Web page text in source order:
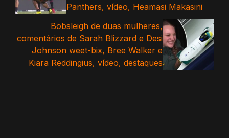
Panthers, vídeo, Heamasi Makasini
Bobsleigh de duas mulheres,
comentários de Sarah Blizzard e Desi
Johnson weet-bix, Bree Walker e
Kiara Reddingius, vídeo, destaques